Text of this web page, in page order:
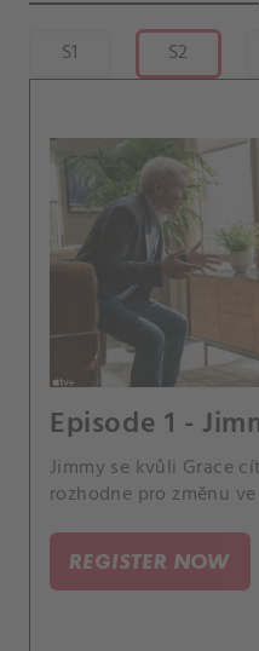
S1 S2
Episode 1 -
Jimmy se kvůli Grace
rozhodne pro změnu
REGISTER NOW